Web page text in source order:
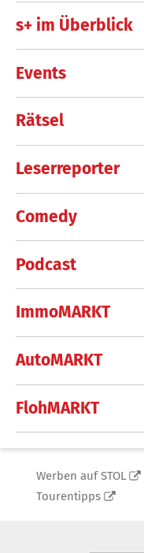
s+ im Überblick
Events
Rätsel
Leserreporter
Comedy
Podcast
ImmoMARKT
AutoMARKT
FlohMARKT
Werben auf STOL
Tourentipps